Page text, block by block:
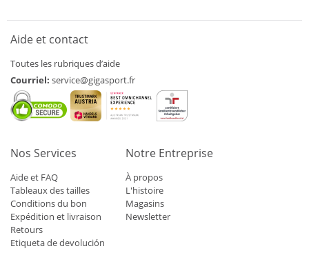
Aide et contact
Toutes les rubriques d’aide
Courriel: service@gigasport.fr
Nos Services
Aide et FAQ
Tableaux des tailles
Conditions du bon
Expédition et livraison
Retours
Etiqueta de devolución
Notre Entreprise
À propos
L'histoire
Magasins
Newsletter